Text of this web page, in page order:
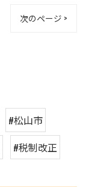
次のページ >
#松山市
#税制改正